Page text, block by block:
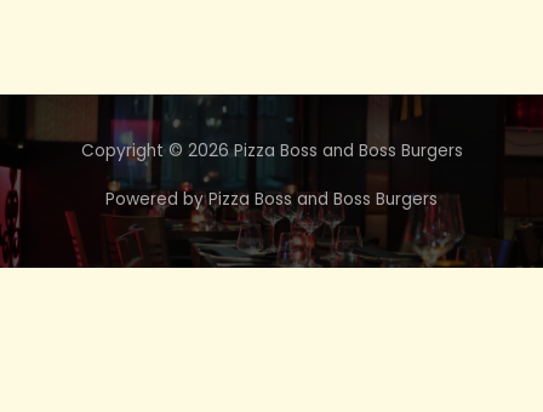
Copyright © 2026 Pizza Boss and Boss Burgers
Powered by Pizza Boss and Boss Burgers